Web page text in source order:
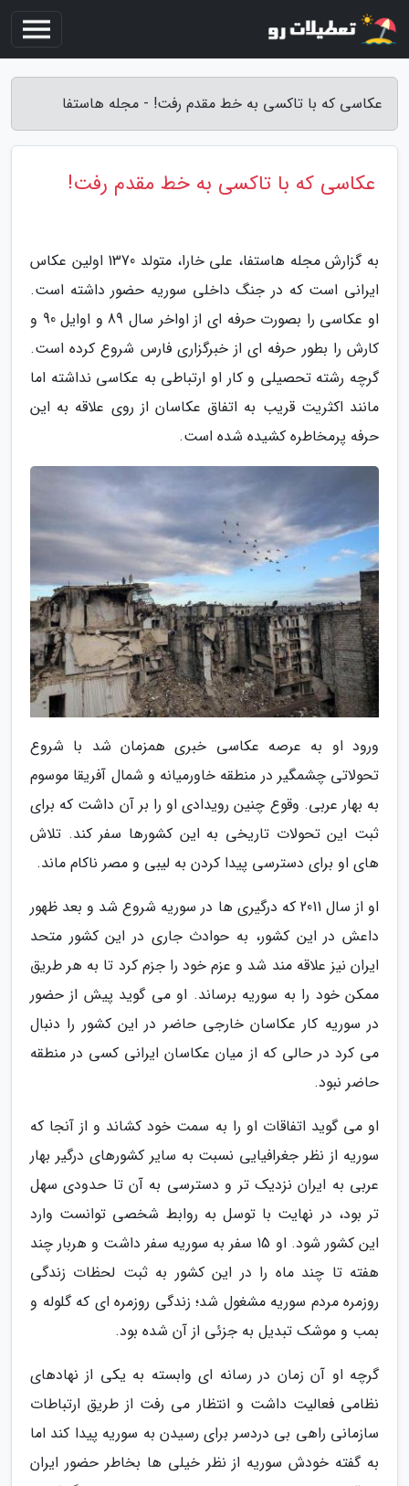
عکاسی که با تاکسی به خط مقدم رفت! - مجله هاستفا
عکاسی که با تاکسی به خط مقدم رفت!
به گزارش مجله هاستفا، علی خارا، متولد 1370 اولین عکاس
ایرانی است که در جنگ داخلی سوریه حضور داشته است.
او عکاسی را بصورت حرفه ای از اواخر سال 89 و اوایل 90 و
کارش را بطور حرفه ای از خبرگزاری فارس شروع کرده است.
گرچه رشته تحصیلی و کار او ارتباطی به عکاسی نداشته اما
مانند اکثریت قریب به اتفاق عکاسان از روی علاقه به این
حرفه پرمخاطره کشیده شده است.
ورود او به عرصه عکاسی خبری همزمان شد با شروع
تحولاتی چشمگیر در منطقه خاورمیانه و شمال آفریقا موسوم
به بهار عربی. وقوع چنین رویدادی او را بر آن داشت که برای
ثبت این تحولات تاریخی به این کشورها سفر کند. تلاش
های او برای دسترسی پیدا کردن به لیبی و مصر ناکام ماند.
او از سال 2011 که درگیری ها در سوریه شروع شد و بعد ظهور
داعش در این کشور، به حوادث جاری در این کشور متحد
ایران نیز علاقه مند شد و عزم خود را جزم کرد تا به هر طریق
ممکن خود را به سوریه برساند. او می گوید پیش از حضور
در سوریه کار عکاسان خارجی حاضر در این کشور را دنبال
می کرد در حالی که از میان عکاسان ایرانی کسی در منطقه
حاضر نبود.
او می گوید اتفاقات او را به سمت خود کشاند و از آنجا که
سوریه از نظر جغرافیایی نسبت به سایر کشورهای درگیر بهار
عربی به ایران نزدیک تر و دسترسی به آن تا حدودی سهل
تر بود، در نهایت با توسل به روابط شخصی توانست وارد
این کشور شود. او 15 سفر به سوریه سفر داشت و هربار چند
هفته تا چند ماه را در این کشور به ثبت لحظات زندگی
روزمره مردم سوریه مشغول شد؛ زندگی روزمره ای که گلوله و
بمب و موشک تبدیل به جزئی از آن شده بود.
گرچه او آن زمان در رسانه ای وابسته به یکی از نهادهای
نظامی فعالیت داشت و انتظار می رفت از طریق ارتباطات
سازمانی راهی بی دردسر برای رسیدن به سوریه پیدا کند اما
به گفته خودش سوریه از نظر خیلی ها بخاطر حضور ایران